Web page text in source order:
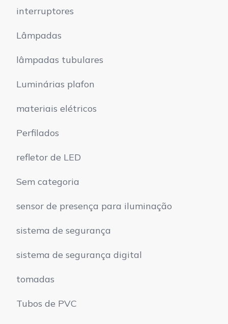
interruptores
Lâmpadas
lâmpadas tubulares
Luminárias plafon
materiais elétricos
Perfilados
refletor de LED
Sem categoria
sensor de presença para iluminação
sistema de segurança
sistema de segurança digital
tomadas
Tubos de PVC